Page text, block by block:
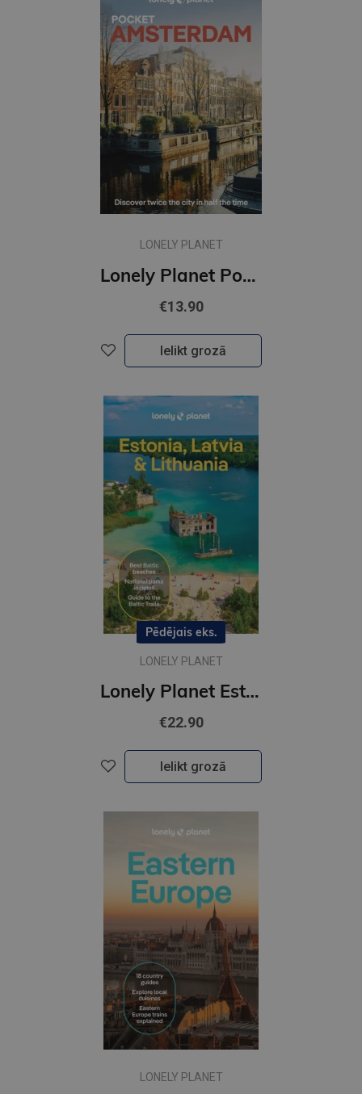
LONELY PLANET
Lonely Planet Pocket Amsterdam : Discover Twice the City in Half the Time | Top Sights | Maps
€13.90
Ielikt grozā
Pēdējais eks.
LONELY PLANET
Lonely Planet Estonia, Latvia & Lithuania : Plan the Trip of a Lifetime| Detailed Itineraries & Maps
€22.90
Ielikt grozā
LONELY PLANET